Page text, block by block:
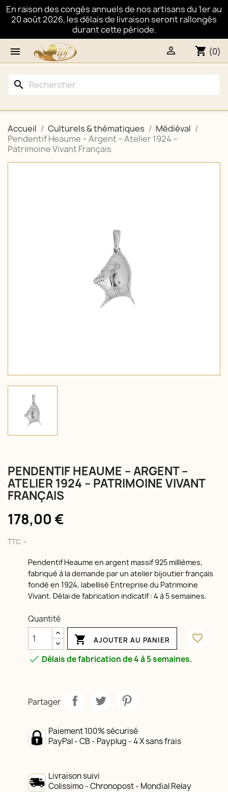
En raison des congés annuels de nos artisans du 1er au
20 août 2026, les délais de livraison seront rallongés
durant cette période.
 shopping_cart (0)

search
Accueil Culturels & thématiques
Médiéval
Pendentif Heaume – Argent – Atelier 1924 –
Patrimoine Vivant Français
PENDENTIF HEAUME – ARGENT –
ATELIER 1924 – PATRIMOINE VIVANT
FRANÇAIS
178,00 €
TTC
Pendentif Heaume en argent massif 925 millièmes,
fabriqué à la demande par un atelier bijoutier français
fondé en 1924, labellisé Entreprise du Patrimoine
Vivant. Délai de fabrication indicatif : 4 à 5 semaines.
Quantité
 AJOUTER AU PANIER
favorite_border
 Délais de fabrication de 4 à 5 semaines.
Partager
Paiement 100% sécurisé
PayPal - CB - Payplug - 4 X sans frais
Livraison suivi
Colissimo - Chronopost - Mondial Relay